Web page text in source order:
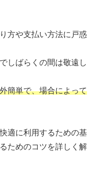
方や支払い方法に戸惑
しばらくの間は敬遠し
簡単で、場合によって
適に利用するための基
ためのコツを詳しく解